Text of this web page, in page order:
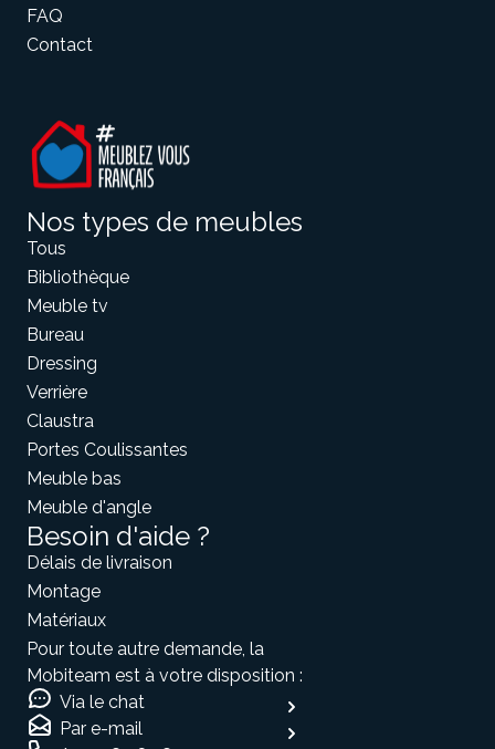
FAQ
Contact
Nos types de meubles
Tous
Bibliothèque
Meuble tv
Bureau
Dressing
Verrière
Claustra
Portes Coulissantes
Meuble bas
Meuble d'angle
Besoin d'aide ?
Délais de livraison
Montage
Matériaux
Pour toute autre demande, la
Mobiteam est à votre disposition :
Via le chat
Par e-mail